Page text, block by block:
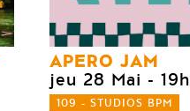
APERO JAM
jeu 28 Mai - 19h
109 - STUDIOS BPM